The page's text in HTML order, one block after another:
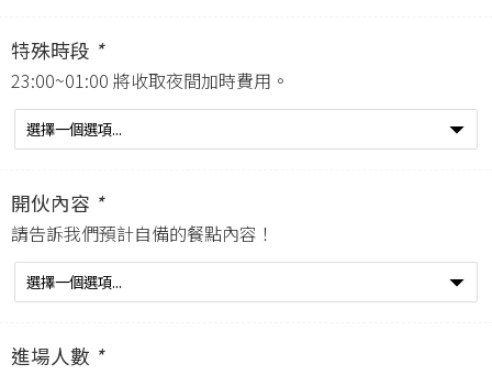
特殊時段 *
23:00~01:00 將收取夜間加時費用。
開伙內容 *
請告訴我們預計自備的餐點內容！
進場人數 *